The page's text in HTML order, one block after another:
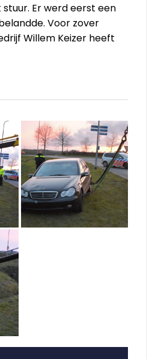
Er werd eerst een
Voor zover
Willem Keizer heeft